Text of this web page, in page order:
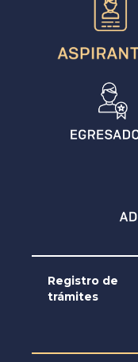
Registro de
trámites